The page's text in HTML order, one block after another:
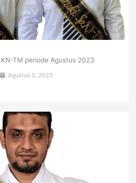
TM periode Agustus 2023
Agustus 3, 2023